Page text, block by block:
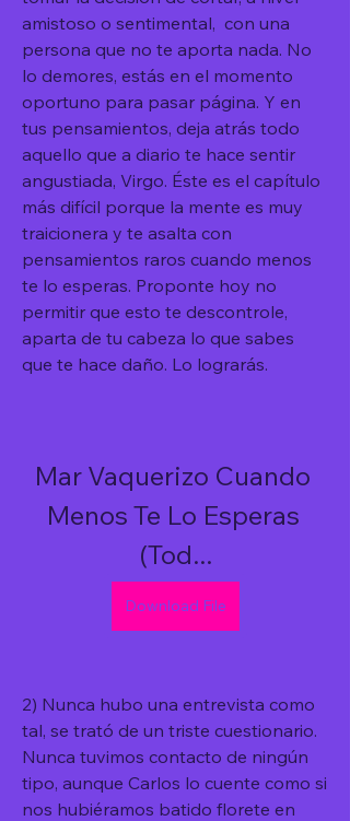
amistoso o sentimental,  con una
persona que no te aporta nada. No
lo demores, estás en el momento
oportuno para pasar página. Y en
tus pensamientos, deja atrás todo
aquello que a diario te hace sentir
angustiada, Virgo. Éste es el capítulo
más difícil porque la mente es muy
traicionera y te asalta con
pensamientos raros cuando menos
te lo esperas. Proponte hoy no
permitir que esto te descontrole,
aparta de tu cabeza lo que sabes
que te hace daño. Lo lograrás.
Mar Vaquerizo Cuando
Menos Te Lo Esperas
(Tod...
Download File
2) Nunca hubo una entrevista como
tal, se trató de un triste cuestionario.
Nunca tuvimos contacto de ningún
tipo, aunque Carlos lo cuente como si
nos hubiéramos batido florete en